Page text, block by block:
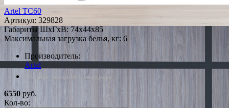
Artel TC60
Артикул: 329828
Габариты ШxГxВ: 74x44x85
Максимальная загрузка белья, кг: 6
Производитель:
Artel
*Наличие уточняйте у менеджера
6550 руб.
Кол-во: